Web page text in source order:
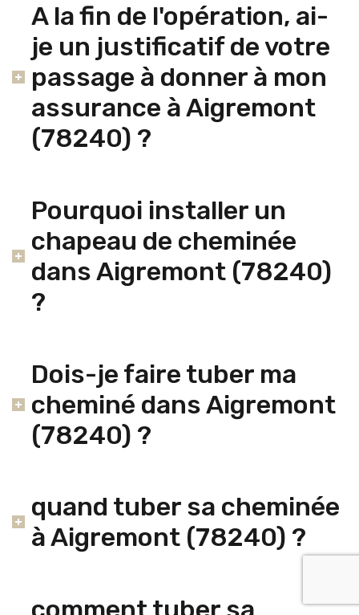
A la fin de l'opération, ai-
je un justificatif de votre
passage à donner à mon
assurance à Aigremont
(78240) ?
Pourquoi installer un
chapeau de cheminée
dans Aigremont (78240)
?
Dois-je faire tuber ma
cheminé dans Aigremont
(78240) ?
quand tuber sa cheminée
à Aigremont (78240) ?